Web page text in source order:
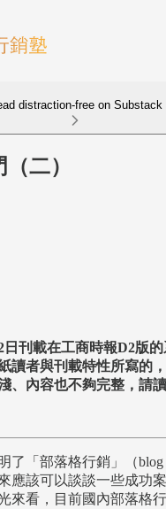
distraction-free on Substack
二）
日刊載在工商時報D2版的
讀者與刊載特性所寫的
、內容也不夠完整，請讀
了「部落格行銷」（blog
應該可以談談一些成功
來看，目前國內部落格